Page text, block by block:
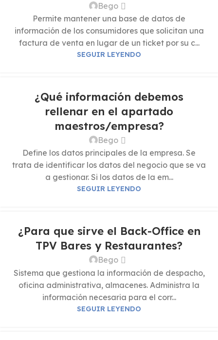
Bego
Permite mantener una base de datos de
información de los consumidores que solicitan una
factura de venta en lugar de un ticket por su c...
SEGUIR LEYENDO
¿Qué información debemos
rellenar en el apartado
maestros/empresa?
Bego
Define los datos principales de la empresa. Se
trata de identificar los datos del negocio que se va
a gestionar. Si los datos de la em...
SEGUIR LEYENDO
¿Para que sirve el Back-Office en
TPV Bares y Restaurantes?
Bego
Sistema que gestiona la información de despacho,
oficina administrativa, almacenes. Administra la
información necesaria para el corr...
SEGUIR LEYENDO